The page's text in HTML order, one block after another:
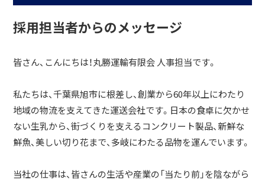
採用担当者からのメッセージ
皆さん、こんにちは！丸勝運輸有限会 人事担当です。
私たちは、千葉県旭市に根差し、創業から60年以上にわたり
地域の物流を支えてきた運送会社です。日本の食卓に欠かせ
ない生乳から、街づくりを支えるコンクリート製品、新鮮な
鮮魚、美しい切り花まで、多岐にわたる品物を運んでいます。
当社の仕事は、皆さんの生活や産業の「当たり前」を陰ながら